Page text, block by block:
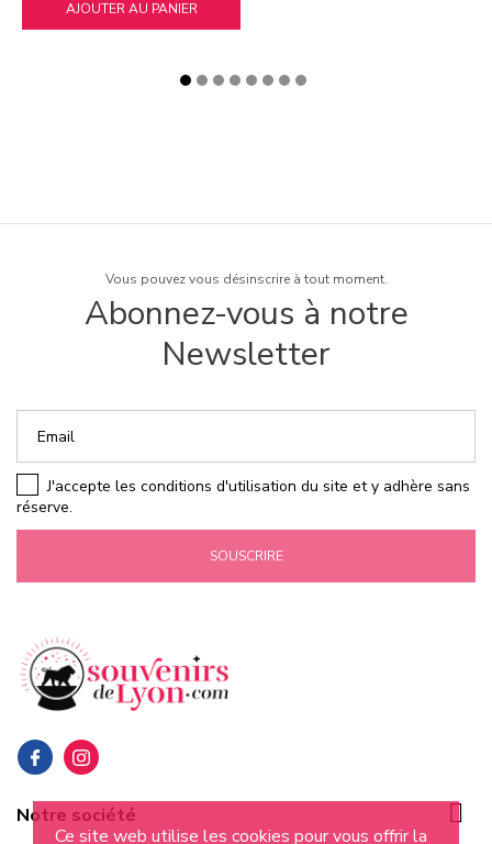
Ce site web utilise les cookies pour vous offrir la
AJOUTER AU PANIER
Vous pouvez vous désinscrire à tout moment.
Abonnez-vous à notre
Newsletter
SOUSCRIRE
J'accepte les conditions d'utilisation du site et y adhère sans
réserve.
Notre société
